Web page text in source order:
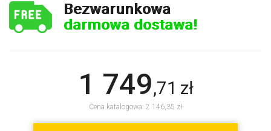
Bezwarunkowa
darmowa dostawa!
1 749,71 zł
Cena katalogowa: 2 146,35 zł